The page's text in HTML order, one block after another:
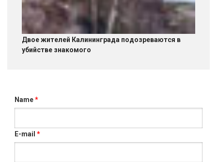
Двое жителей Калининграда подозреваются в
убийстве знакомого
Name*
E-mail *